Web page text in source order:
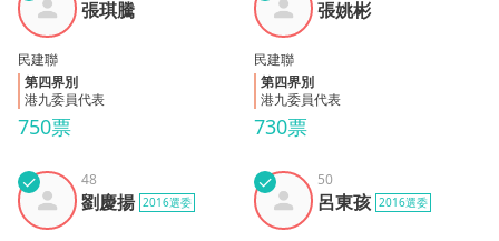
騰
750票
張琪騰
民建聯
第四界別
港九委員代表
彬
730票
張姚彬
民建聯
第四界別
港九委員代表
劉慶
揚
✓ 48
劉慶揚 2016選委
呂東
孩
✓ 50
呂東孩 2016選委